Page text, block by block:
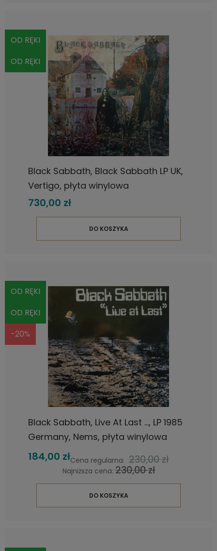
Black Sabbath, Black Sabbath LP UK,
Vertigo, płyta winylowa
730,00 zł
DO KOSZYKA
OD RĘKI
OD RĘKI
Black Sabbath, Live At Last ..., LP 1985
Germany, Nems, płyta winylowa
184,00 złCena regularna: 230,00 zł
Najniższa cena:230,00 zł
DO KOSZYKA
OD RĘKI
OD RĘKI
-20%